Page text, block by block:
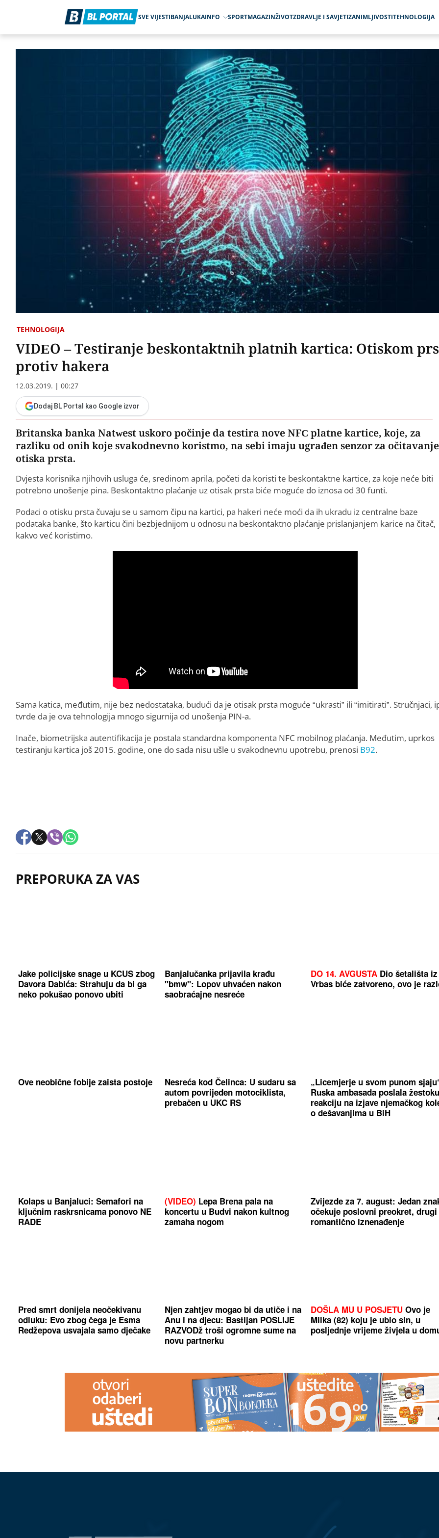
SVE VIJESTIBANJALUKAINFO SPORTMAGAZINŽIVOTZDRAVLJE I SAVJETIZANIMLJIVOSTITEHNOLOGIJA
TEHNOLOGIJA
VIDEO – Testiranje beskontaktnih platnih kartica: Otiskom
protiv hakera
12.03.2019. | 00:27
Dodaj BL Portal kao Google izvor
Britanska banka Natwest uskoro počinje da testira nove NFC platne kartice, koje, za
razliku od onih koje svakodnevno koristmo, na sebi imaju ugrađen senzor za očitavanje
otiska prsta.
Dvjesta korisnika njihovih usluga će, sredinom aprila, početi da koristi te beskontaktne kartice, za koje neće biti
potrebno unošenje pina. Beskontaktno plaćanje uz otisak prsta biće moguće do iznosa od 30 funti.
Podaci o otisku prsta čuvaju se u samom čipu na kartici, pa hakeri neće moći da ih ukradu iz centralne baze
podataka banke, što karticu čini bezbjednijom u odnosu na beskontaktno plaćanje prislanjanjem karice na čitač,
kakvo već koristimo.
Sama katica, međutim, nije bez nedostataka, budući da je otisak prsta moguće “ukrasti” ili “imitirati”. Stručnjaci,
tvrde da je ova tehnologija mnogo sigurnija od unošenja PIN-a.
Inače, biometrijska autentifikacija je postala standardna komponenta NFC mobilnog plaćanja. Međutim, uprkos
testiranju kartica još 2015. godine, one do sada nisu ušle u svakodnevnu upotrebu, prenosi B92.
PREPORUKA ZA VAS
Jake policijske snage u KCUS zbog
Davora Dabića: Strahuju da bi ga
neko pokušao ponovo ubiti
Banjalučanka prijavila krađu
"bmw": Lopov uhvaćen nakon
saobraćajne nesreće
DO 14. AVGUSTA Dio šetališta iz
Vrbas biće zatvoreno, ovo je
Ove neobične fobije zaista postoje
Nesreća kod Čelinca: U sudaru sa
autom povrijeđen motociklista,
prebačen u UKC RS
„Licemjerje u svom punom
Ruska ambasada poslala
reakciju na izjave njemačkog
o dešavanjima u BiH
Kolaps u Banjaluci: Semafori na
ključnim raskrsnicama ponovo NE
RADE
(VIDEO) Lepa Brena pala na
koncertu u Budvi nakon kultnog
zamaha nogom
Zvijezde za 7. august: Jedan
očekuje poslovni preokret, drugi
romantično iznenađenje
Pred smrt donijela neočekivanu
odluku: Evo zbog čega je Esma
Redžepova usvajala samo dječake
Njen zahtjev mogao bi da utiče i na
Anu i na djecu: Bastijan POSLIJE
RAZVODž troši ogromne sume na
novu partnerku
DOŠLA MU U POSJETU Ovo je
Milka (82) koju je ubio sin, u
posljednje vrijeme živjela u